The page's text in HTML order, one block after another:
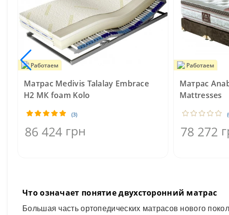
Работаем
Матрас Medivis Talalay Embrace
H2 MК foam Kolo
(3)
86 424 грн
Работаем
Матрас
Mattresses
78 272
Что означает понятие двухсторонний матрас
Большая часть ортопедических матрасов нового